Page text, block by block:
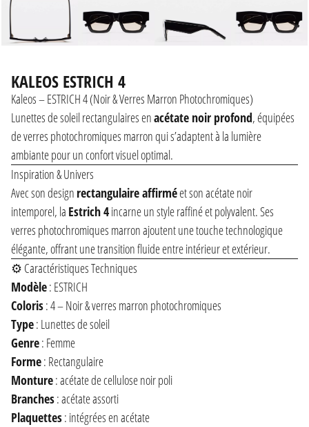
KALEOS ESTRICH 4
Kaleos – ESTRICH 4 (Noir & Verres Marron Photochromiques)
Lunettes de soleil rectangulaires enacétate noir profond, équipées
de verres photochromiques marron qui s’adaptent à la lumière
ambiante pour un confort visuel optimal.
Inspiration & Univers
Avec son design rectangulaire affirméet son acétate noir
intemporel, la Estrich 4incarne un style raffiné et polyvalent. Ses
verres photochromiques marron ajoutent une touche technologique
élégante, offrant une transition fluide entre intérieur et extérieur.
⚙️ Caractéristiques Techniques
Modèle: ESTRICH
Coloris: 4 – Noir & verres marron photochromiques
Type: Lunettes de soleil
Genre: Femme
Forme: Rectangulaire
Monture: acétate de cellulose noir poli
Branches: acétate assorti
Plaquettes: intégrées en acétate